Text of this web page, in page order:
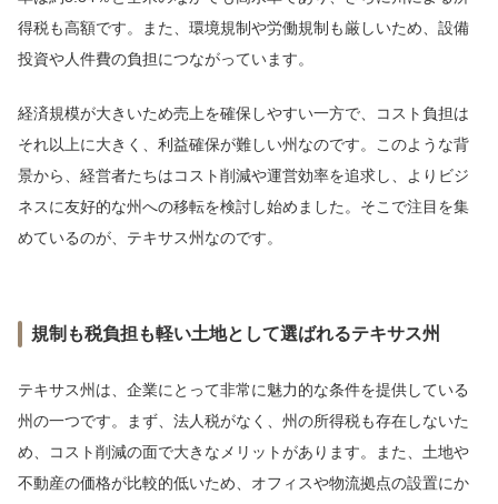
得税も高額です。また、環境規制や労働規制も厳しいため、設備
投資や人件費の負担につながっています。
経済規模が大きいため売上を確保しやすい一方で、コスト負担は
それ以上に大きく、利益確保が難しい州なのです。このような背
景から、経営者たちはコスト削減や運営効率を追求し、よりビジ
ネスに友好的な州への移転を検討し始めました。そこで注目を集
めているのが、テキサス州なのです。
規制も税負担も軽い土地として選ばれるテキサス州
テキサス州は、企業にとって非常に魅力的な条件を提供している
州の一つです。まず、法人税がなく、州の所得税も存在しないた
め、コスト削減の面で大きなメリットがあります。また、土地や
不動産の価格が比較的低いため、オフィスや物流拠点の設置にか